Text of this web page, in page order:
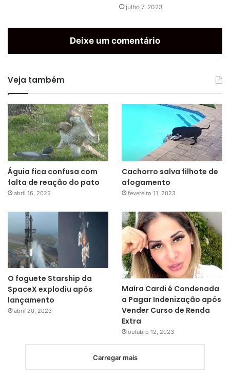
julho 7, 2023
Deixe um comentário
Veja também
Águia fica confusa com
falta de reação do pato
abril 16, 2023
Cachorro salva filhote de
afogamento
fevereiro 11, 2023
O foguete Starship da
SpaceX explodiu após
lançamento
abril 20, 2023
Maíra Cardi é Condenada
a Pagar Indenização após
Vender Curso de Renda
Extra
outubro 12, 2023
Carregar mais